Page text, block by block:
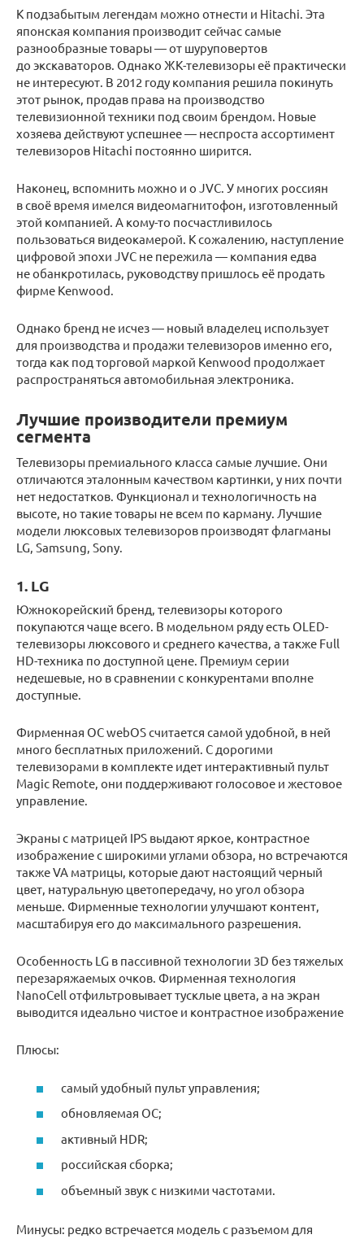
К подзабытым легендам можно отнести и Hitachi. Эта
японская компания производит сейчас самые
разнообразные товары — от шуруповертов
до экскаваторов. Однако ЖК-телевизоры её практически
не интересуют. В 2012 году компания решила покинуть
этот рынок, продав права на производство
телевизионной техники под своим брендом. Новые
хозяева действуют успешнее — неспроста ассортимент
телевизоров Hitachi постоянно ширится.
Наконец, вспомнить можно и о JVC. У многих россиян
в своё время имелся видеомагнитофон, изготовленный
этой компанией. А кому-то посчастливилось
пользоваться видеокамерой. К сожалению, наступление
цифровой эпохи JVC не пережила — компания едва
не обанкротилась, руководству пришлось её продать
фирме Kenwood.
Однако бренд не исчез — новый владелец использует
для производства и продажи телевизоров именно его,
тогда как под торговой маркой Kenwood продолжает
распространяться автомобильная электроника.
Лучшие производители премиум
сегмента
Телевизоры премиального класса самые лучшие. Они
отличаются эталонным качеством картинки, у них почти
нет недостатков. Функционал и технологичность на
высоте, но такие товары не всем по карману. Лучшие
модели люксовых телевизоров производят флагманы
LG, Samsung, Sony.
1. LG
Южнокорейский бренд, телевизоры которого
покупаются чаще всего. В модельном ряду есть OLED-
телевизоры люксового и среднего качества, а также Full
HD-техника по доступной цене. Премиум серии
недешевые, но в сравнении с конкурентами вполне
доступные.
Фирменная ОС webOS считается самой удобной, в ней
много бесплатных приложений. С дорогими
телевизорами в комплекте идет интерактивный пульт
Magic Remote, они поддерживают голосовое и жестовое
управление.
Экраны с матрицей IPS выдают яркое, контрастное
изображение с широкими углами обзора, но встречаются
также VA матрицы, которые дают настоящий черный
цвет, натуральную цветопередачу, но угол обзора
меньше. Фирменные технологии улучшают контент,
масштабируя его до максимального разрешения.
Особенность LG в пассивной технологии 3D без тяжелых
перезаряжаемых очков. Фирменная технология
NanoCell отфильтровывает тусклые цвета, а на экран
выводится идеально чистое и контрастное изображение
Плюсы:
самый удобный пульт управления;
обновляемая ОС;
активный HDR;
российская сборка;
объемный звук с низкими частотами.
Минусы: редко встречается модель с разъемом для